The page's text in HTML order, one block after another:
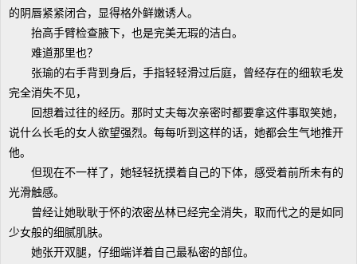
的阴唇紧紧闭合，显得格外鲜嫩诱人。
抬高手臂检查腋下，也是完美无瑕的洁白。
难道那里也？
张瑜的右手背到身后，手指轻轻滑过后庭，曾经存在的细软毛发
完全消失不见，
回想着过往的经历。那时丈夫每次亲密时都要拿这件事取笑她，
说什么长毛的女人欲望强烈。每每听到这样的话，她都会生气地推开
他。
但现在不一样了，她轻轻抚摸着自己的下体，感受着前所未有的
光滑触感。
曾经让她耿耿于怀的浓密丛林已经完全消失，取而代之的是如同
少女般的细腻肌肤。
她张开双腿，仔细端详着自己最私密的部位。